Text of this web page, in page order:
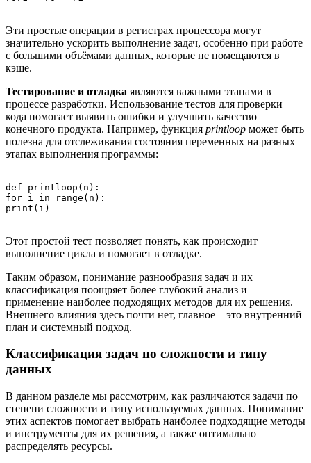
Эти простые операции в регистрах процессора могут
значительно ускорить выполнение задач, особенно при работе
с большими объёмами данных, которые не помещаются в
кэше.
Тестирование и отладка являются важными этапами в
процессе разработки. Использование тестов для проверки
кода помогает выявить ошибки и улучшить качество
конечного продукта. Например, функция printloop может быть
полезна для отслеживания состояния переменных на разных
этапах выполнения программы:
def printloop(n):
for i in range(n):
Этот простой тест позволяет понять, как происходит
выполнение цикла и помогает в отладке.
Таким образом, понимание разнообразия задач и их
классификация поощряет более глубокий анализ и
применение наиболее подходящих методов для их решения.
Внешнего влияния здесь почти нет, главное – это внутренний
план и системный подход.
Классификация задач по сложности и типу
данных
В данном разделе мы рассмотрим, как различаются задачи по
степени сложности и типу используемых данных. Понимание
этих аспектов помогает выбрать наиболее подходящие методы
и инструменты для их решения, а также оптимально
распределять ресурсы.